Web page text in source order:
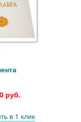
руб.
в 1 клик